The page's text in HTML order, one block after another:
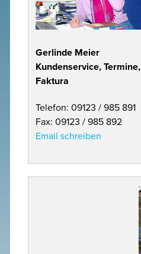
Gerlinde Meier
Kundenservice, Termine,
Faktura
Telefon: 09123 / 985 891
Fax: 09123 / 985 892
Email schreiben